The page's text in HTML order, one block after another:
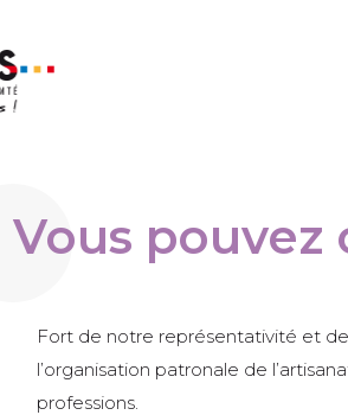
Vous pouvez
Fort de notre représentativité et
l’organisation patronale de
professions.